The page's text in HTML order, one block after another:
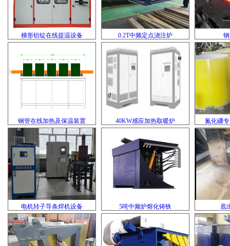
梯形铝锭在线提温设备 0.2T中频定点浇注炉
钢管在线加热及保温装置 40KW感应加热取暖炉 氮化硼
电机转子导条焊机设备 5吨中频炉熔化铸铁 底